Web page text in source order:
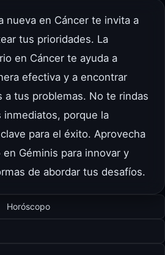
nueva en Cáncer te invita a
tus prioridades. La
en Cáncer te ayuda a
efectiva y a encontrar
a tus problemas. No te rindas
porque la
para el éxito. Aprovecha
Géminis para innovar y
de abordar tus desafíos.
Horóscopo